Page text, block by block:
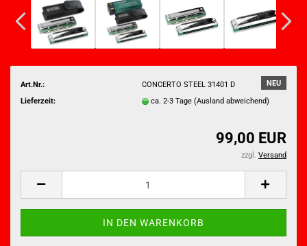
NEU
Art.Nr.:
CONCERTO STEEL 31401 D
Lieferzeit:
ca. 2-3 Tage (Ausland abweichend)
99,00 EUR
zzgl. Versand